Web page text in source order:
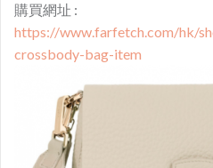
購買網址 :
https://www.farfetch.com/hk/
crossbody-bag-item